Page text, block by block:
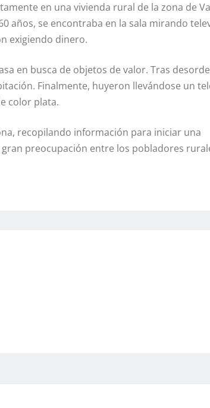
en una vivienda rural de la zona de
años, se encontraba en la sala mirando
exigiendo dinero.
en busca de objetos de valor. Tras
Finalmente, huyeron llevándose un
color plata.
recopilando información para iniciar una
preocupación entre los pobladores